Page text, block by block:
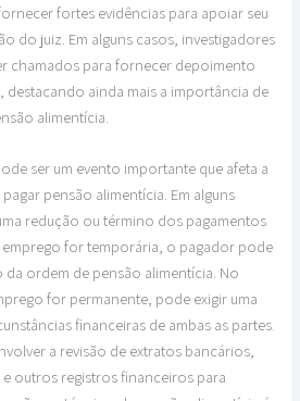
fortes evidências para apoiar seu
do juiz. Em alguns casos, investigadores
chamados para fornecer depoimento
ainda mais a importância de
alimentícia.
ser um evento importante que afeta a
pensão alimentícia. Em alguns
redução ou término dos pagamentos
emprego for temporária, o pagador pode
ordem de pensão alimentícia. No
for permanente, pode exigir uma
financeiras de ambas as partes.
a revisão de extratos bancários,
outros registros financeiros para